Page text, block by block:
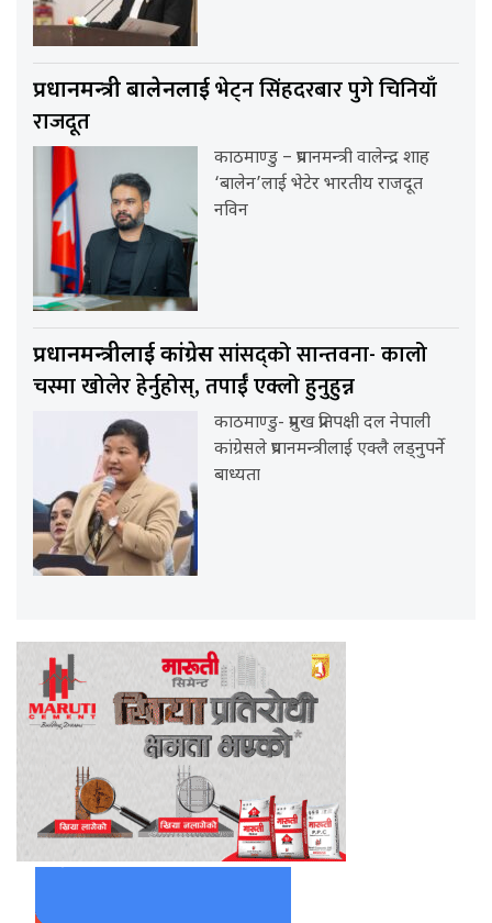
प्रधानमन्त्री बालेनलाईभेट्न सिंहदरबार पुगे चिनियाँ
राजदूत
काठमाण्डु – प्रधानमन्त्री वालेन्द्र शाह
‘बालेन’लाई भेटेर भारतीय राजदूत
नविन
प्रधानमन्त्रीलाई कांग्रेससांसद्को सान्तवना- कालो
चस्मा खोलेर हेर्नुहोस्, तपाईँ एक्लो हुनुहुन्न
काठमाण्डु- प्रमुख प्रतिपक्षी दल नेपाली
कांग्रेसले प्रधानमन्त्रीलाई एक्लै लड्नुपर्ने
बाध्यता